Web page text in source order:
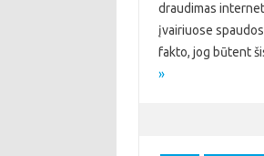
draudimas
įvairiuose
fakto, jog būtent
»